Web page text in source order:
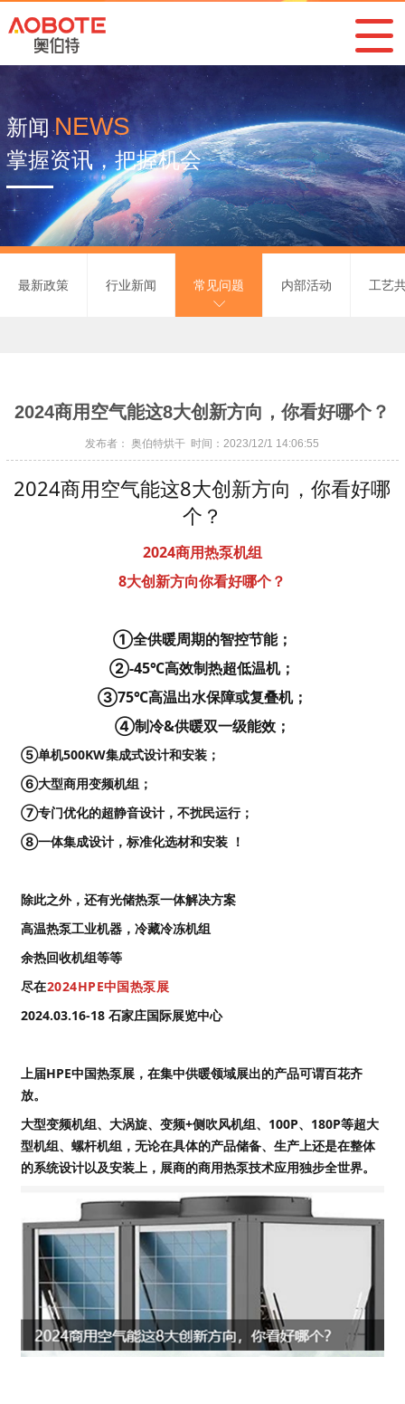
新闻 NEWS
掌握资讯，把握机会
最新政策 行业新闻 常见问题 内部活动 工艺
2024商用空气能这8大创新方向，你看好哪个？
发布者： 奥伯特烘干 时间：2023/12/1 14:06:55
2024商用空气能这8大创新方向，你看好哪
个？
2024商用热泵机组
8大创新方向你看好哪个？
①全供暖周期的智控节能；
②-45℃高效制热超低温机；
③75℃高温出水保障或复叠机；
④制冷&供暖双一级能效；
⑤单机500KW集成式设计和安装；
⑥大型商用变频机组；
⑦专门优化的超静音设计，不扰民运行；
⑧一体集成设计，标准化选材和安装 ！
除此之外，还有光储热泵一体解决方案
高温热泵工业机器，冷藏冷冻机组
余热回收机组等等
尽在2024HPE中国热泵展
2024.03.16-18 石家庄国际展览中心
上届HPE中国热泵展，在集中供暖领域展出的产品可谓百花齐
放。
大型变频机组、大涡旋、变频+侧吹风机组、100P、180P等超大
型机组、螺杆机组，无论在具体的产品储备、生产上还是在整体
的系统设计以及安装上，展商的商用热泵技术应用独步全世界。